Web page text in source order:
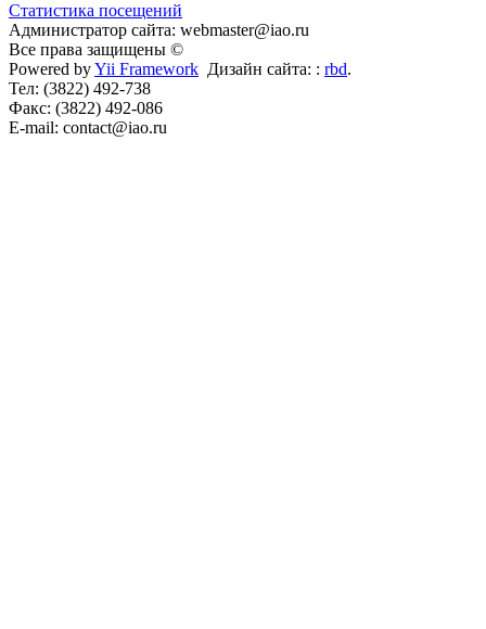
Статистика посещений
Администратор сайта: webmaster@iao.ru
Все права защищены ©
Powered byYii Framework Дизайн сайта: : rbd.
Тел: (3822) 492-738
Факс: (3822) 492-086
E-mail: contact@iao.ru